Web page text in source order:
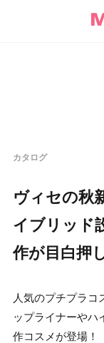
カタログ
ヴィセの秋
イブリッド
作が目白押
人気のプチプラコ
ップライナーやハ
作コスメが登場！